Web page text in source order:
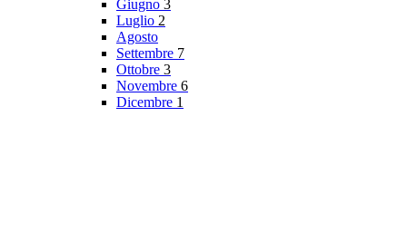
Giugno 3
Luglio 2
Agosto
Settembre 7
Ottobre 3
Novembre 6
Dicembre 1